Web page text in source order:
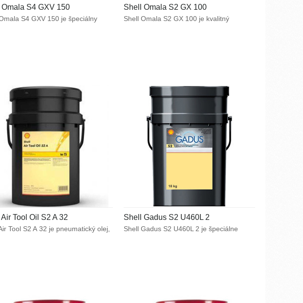
S4 GXV 150
S4 GXV 150 je špeciálny
odolnosť proti mikro-pittingu.
Shell Omala S2 GX 100
Shell Omala S2 GX 100 je kvalitný
Tool Oil S2 A 32
Tool S2 A 32 je pneumatický olej,
Shell Gadus S2 U460L 2
Shell Gadus S2 U460L 2 je špeciálne